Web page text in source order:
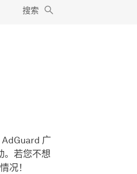
搜索
广
。若您不想
况！